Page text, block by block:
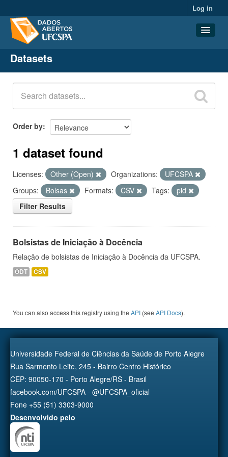
Log in
Datasets
Organizations
Groups
About
Datasets
Order by
1 dataset found
Licenses: Other (Open) Organizations:
UFCSPA
Groups:
Bolsas Formats: CSV Tags:
pid
Filter Results
Bolsistas de Iniciação à Docência
Relação de bolsistas de Iniciação à Docência da UFCSPA.
ODT CSV
You can also access this registry using the API (see API Docs).
Universidade Federal de Ciências da Saúde de Porto Alegre
Rua Sarmento Leite, 245 - Bairro Centro Histórico
CEP: 90050-170 - Porto Alegre/RS - Brasil
facebook.com/UFCSPA - @UFCSPA_oficial
Fone +55 (51) 3303-9000
Desenvolvido pelo